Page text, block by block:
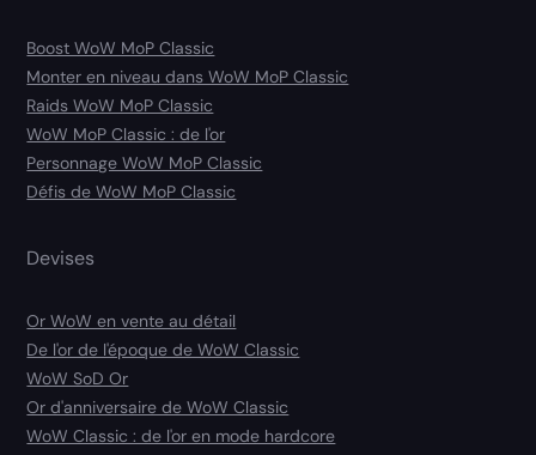
Boost WoW MoP Classic
Monter en niveau dans WoW MoP Classic
Raids WoW MoP Classic
WoW MoP Classic : de l'or
Personnage WoW MoP Classic
Défis de WoW MoP Classic
Devises
Or WoW en vente au détail
De l'or de l'époque de WoW Classic
WoW SoD Or
Or d'anniversaire de WoW Classic
WoW Classic : de l'or en mode hardcore